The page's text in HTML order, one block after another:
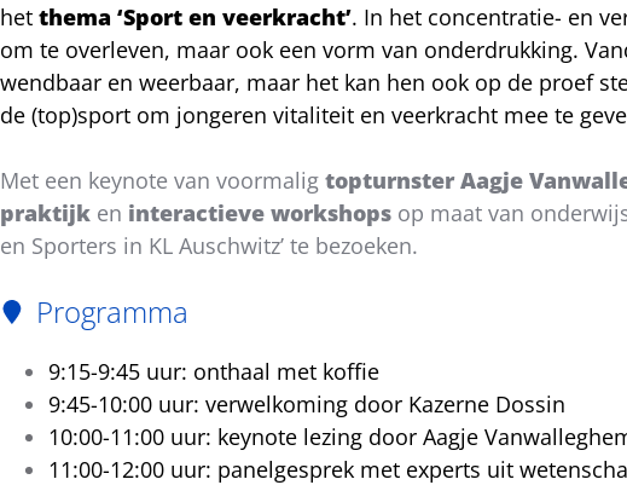
het thema ‘Sport en veerkracht’. In het concentratie- en
om te overleven, maar ook een vorm van onderdrukking.
wendbaar en weerbaar, maar het kan hen ook op de proef
de (top)sport om jongeren vitaliteit en veerkracht mee te
Met een keynote van voormalig topturnster Aagje
praktijk en interactieve workshops op maat van
en Sporters in KL Auschwitz’ te bezoeken.
Programma
9:15-9:45 uur: onthaal met koffie
9:45-10:00 uur: verwelkoming door Kazerne Dossin
10:00-11:00 uur: keynote lezing door Aagje
11:00-12:00 uur: panelgesprek met experts uit
Deel
dit
bericht